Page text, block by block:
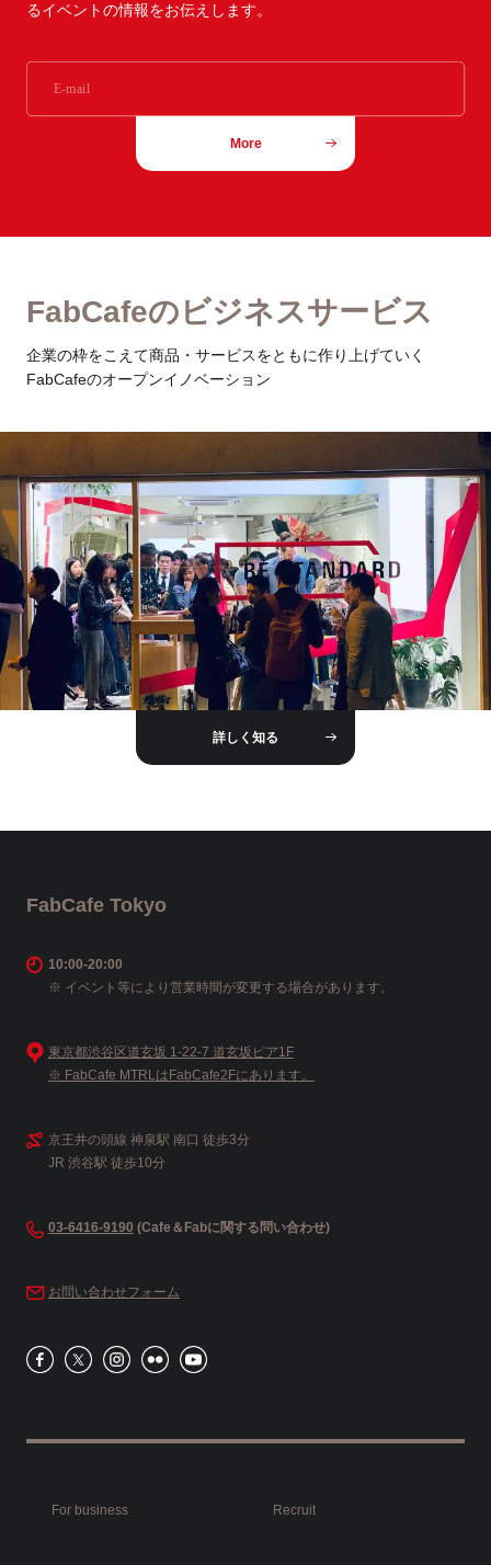
るイベントの情報をお伝えします。
More
FabCafeのビジネスサービス
企業の枠をこえて商品・サービスをともに作り上げていく
FabCafeのオープンイノベーション
詳しく知る
FabCafe Tokyo
10:00-20:00
※ イベント等により営業時間が変更する場合があります。
東京都渋谷区道玄坂 1-22-7 道玄坂ピア1F
※ FabCafe MTRLはFabCafe2Fにあります。
京王井の頭線 神泉駅 南口 徒歩3分
JR 渋谷駅 徒歩10分
03-6416-9190 (Cafe＆Fabに関する問い合わせ)
お問い合わせフォーム
For business Recruit